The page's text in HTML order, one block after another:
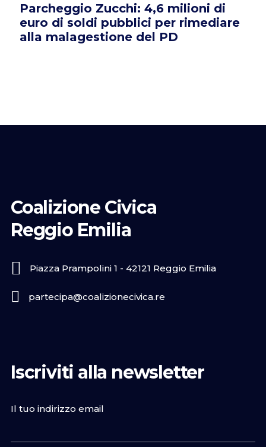
Parcheggio Zucchi: 4,6 milioni di
euro di soldi pubblici per rimediare
alla malagestione del PD
Coalizione Civica
Reggio Emilia
Piazza Prampolini 1 - 42121 Reggio Emilia
partecipa@coalizionecivica.re
Iscriviti alla newsletter
Il tuo indirizzo email